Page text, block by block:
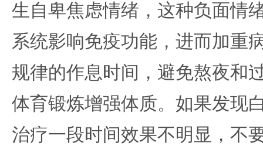
生自卑焦虑情绪，这种负面情
系统影响免疫功能，进而加重
规律的作息时间，避免熬夜和
体育锻炼增强体质。如果发现
治疗一段时间效果不明显，不